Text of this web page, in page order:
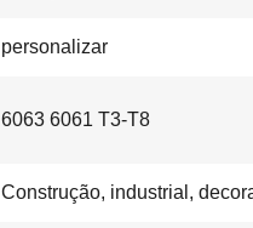
personalizar
6063 6061 T3-T8
Construção, industrial,